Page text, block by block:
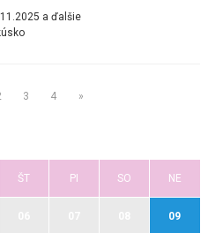
a ďalšie
3 4 »
ŠT PI SO NE
09